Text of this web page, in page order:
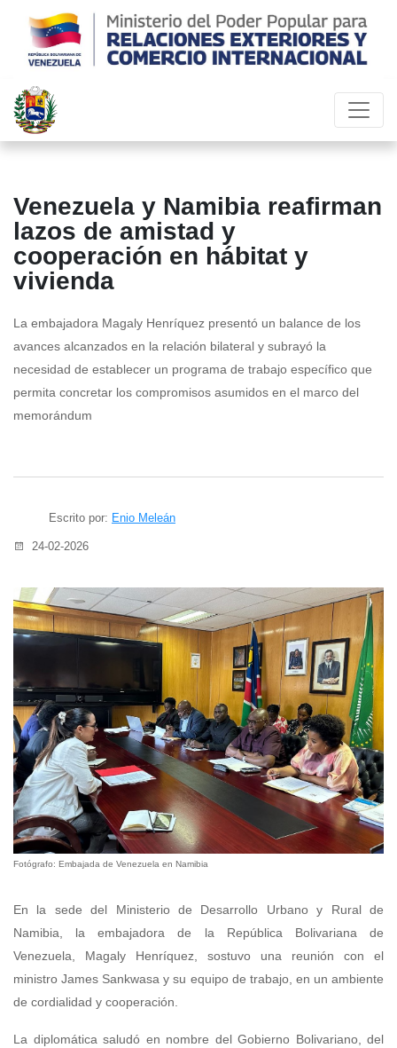
Venezuela y Namibia reafirman
lazos de amistad y
cooperación en hábitat y
vivienda
La embajadora Magaly Henríquez presentó un balance de los
avances alcanzados en la relación bilateral y subrayó la
necesidad de establecer un programa de trabajo específico que
permita concretar los compromisos asumidos en el marco del
memorándum
Escrito por: Enio Meleán
24-02-2026
Fotógrafo: Embajada de Venezuela en Namibia
En la sede del Ministerio de Desarrollo Urbano y Rural de
Namibia, la embajadora de la República Bolivariana de
Venezuela, Magaly Henríquez, sostuvo una reunión con el
ministro James Sankwasa y su equipo de trabajo, en un ambiente
de cordialidad y cooperación.
La diplomática saludó en nombre del Gobierno Bolivariano, del